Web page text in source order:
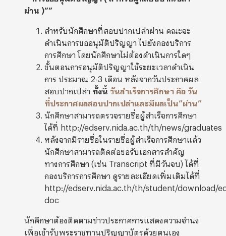
ผ่าน )””
สำหรับนักศึกษาที่สอบปากเปล่าผ่าน
คณะจะ
ดำเนินการขออนุมัติปริญญา ไปยังกองบริการ
การศึกษา โดยนักศึกษาไม่ต้องดำเนินการใดๆ
ขั้นตอนการอนุมัติปริญญาใช้ระยะเวลาดำเนิน
การ ประมาณ 2-3 เดือน หลังจากวันประกาศผล
สอบปากเปล่า ทั้งนี้ วันสำเร็จการศึกษา คือ วัน
ที่ประกาศผลสอบปากเปล่าและมีผลเป็น”ผ่าน”
นักศึกษาสามารถตรวจรายชื่อผู้สำเร็จการศึกษา
ได้ที่ http://edserv.nida.ac.th/th/news/graduates
หลังจากมีรายชื่อในรายชื่อผู้สำเร็จการศึกษาแล้ว
นักศึกษาสามารถติดต่อขอรับเอกสารสำคัญ
ทางการศึกษา (เช่น Transcript ที่มีวันจบ) ได้ที่
กองบริการการศึกษา ดูรายละเอียดเพิ่มเติมได้ที่
http://edserv.nida.ac.th/th/student/download/
doc
นักศึกษาต้องติดตามข่าวประกาศการแสดงความจำนง
เพื่อเข้ารับพระราชทานปริญญาบัตรด้วยตนเอง